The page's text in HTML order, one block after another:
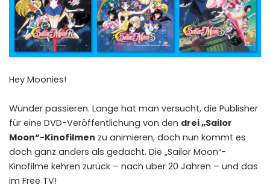
Hey Moonies!
Wunder passieren. Lange hat man versucht, die Publisher
für eine DVD-Veröffentlichung von den drei „Sailor
Moon“-Kinofilmen zu animieren, doch nun kommt es
doch ganz anders als gedacht. Die „Sailor Moon“-
Kinofilme kehren zurück – nach über 20 Jahren – und das
im Free TV!